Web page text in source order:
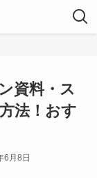
資料・ス
法！おす
6月8日